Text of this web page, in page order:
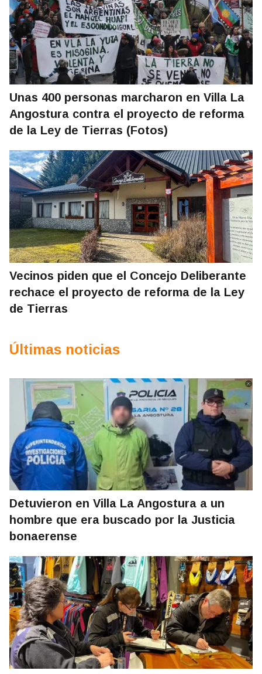
Unas 400 personas marcharon en Villa La
Angostura contra el proyecto de reforma
de la Ley de Tierras (Fotos)
Vecinos piden que el Concejo Deliberante
rechace el proyecto de reforma de la Ley
de Tierras
Últimas noticias
Detuvieron en Villa La Angostura a un
hombre que era buscado por la Justicia
bonaerense